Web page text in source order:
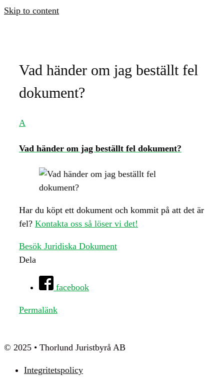
Skip to content
Vad händer om jag beställt fel
dokument?
A
Vad händer om jag beställt fel dokument?
Har du köpt ett dokument och kommit på att det är
fel? Kontakta oss så löser vi det!
Besök Juridiska Dokument
Dela
facebook
Permalänk
© 2025 • Thorlund Juristbyrå AB
Integritetspolicy